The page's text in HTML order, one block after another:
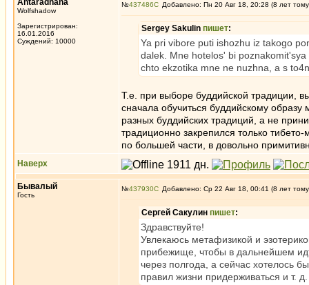
Antaradhana
Wolfshadow
Зарегистрирован:
16.01.2016
Суждений: 10000
№437486 Добавлено: Пн 20 Авг 18, 20:28 (8 лет
Sergey Sakulin пишет:
Ya pri vibore puti ishozhu iz takogo
dalek. Mne hotelos' bi
chto ekzotika mne ne nuzhna, a s
Т.е. при выборе буддийской традиции,
сначала обучиться буддийскому
разных буддийских традиций, а не
традиционно закрепился только
по большей части, в довольно
Наверх
Бывалый
Гость
№437930 Добавлено: Ср 22 Авг 18, 00:41 (8 лет
Сергей Сакулин пишет:
Здравствуйте!
Увлекаюсь метафизикой и
прибежище, чтобы в дальнейшем
через полгода, а сейчас хотелось
правил жизни придерживаться и т.